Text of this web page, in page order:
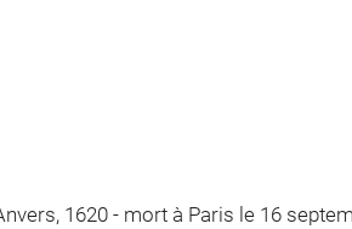
1620 - mort à Paris le 16